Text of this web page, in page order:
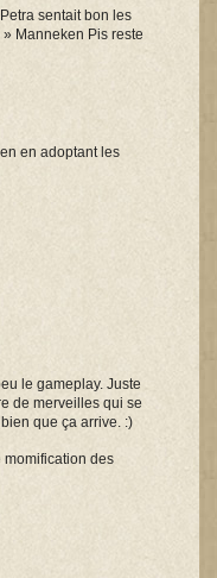
sentait bon les
Manneken Pis reste
en adoptant les
le gameplay. Juste
de merveilles qui se
que ça arrive. :)
momification des